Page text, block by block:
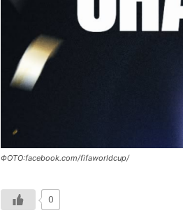
ФОТО:facebook.com/fifaworldcup/
0